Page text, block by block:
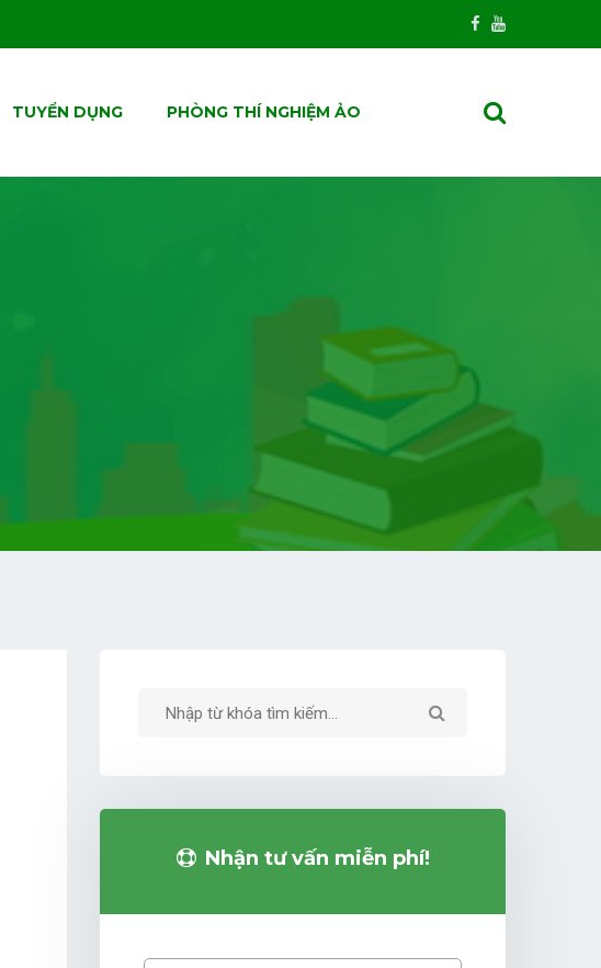
TUYỂN DỤNG PHÒNG THÍ NGHIỆM ẢO
Nhận tư vấn miễn phí!